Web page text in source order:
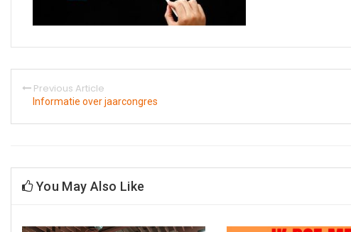
Previous Article
Informatie over jaarcongres
You May Also Like